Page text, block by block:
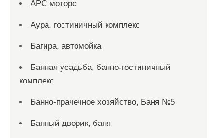
АРС моторс
Аура, гостиничный комплекс
Багира, автомойка
Банная усадьба, банно-гостиничный
комплекс
Банно-прачечное хозяйство, Баня №5
Банный дворик, баня